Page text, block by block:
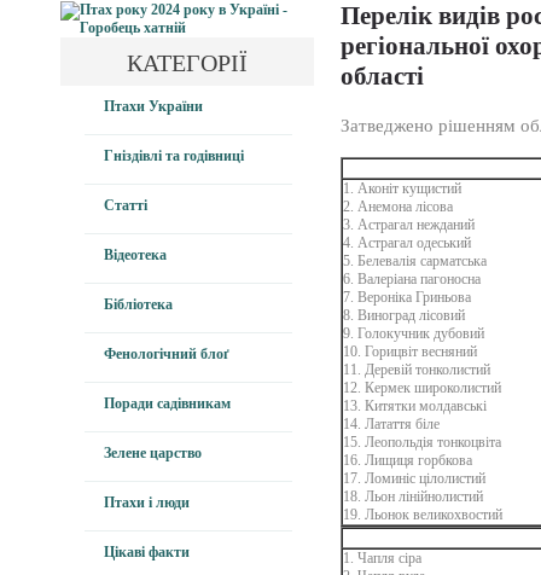
КАТЕГОРІЇ
Птахи України
Гніздівлі та годівниці
Статті
Відеотека
Бібліотека
Фенологічний блоґ
Поради садівникам
Зелене царство
Птахи і люди
Цікаві факти
Перелік видів
регіональної
області
Затведжено рішенням
1. Аконіт кущистий
2. Анемона лісова
3. Астрагал нежданий
4. Астрагал одеський
5. Белевалія сарматська
6. Валеріана пагоносна
7. Вероніка Гриньова
8. Виноград лісовий
9. Голокучник дубовий
10. Горицвіт весняний
11. Деревій тонколистий
12. Кермек широколистий
13. Китятки молдавські
14. Латаття біле
15. Леопольдія тонкоцвіта
16. Лищиця горбкова
17. Ломиніс цілолистий
18. Льон лінійнолистий
19. Льонок великохвостий
1. Чапля сіра